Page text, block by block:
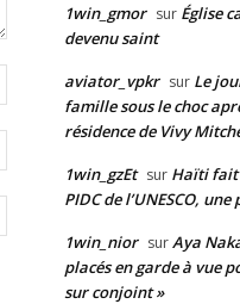
:*
:*
:
1win_gmor sur Église
devenu saint
aviator_vpkr sur Le
famille sous le choc
résidence de Vivy
1win_gzEt sur Haïti fait
PIDC de l’UNESCO,
1win_nior surAya
placés en garde à vue
sur conjoint »